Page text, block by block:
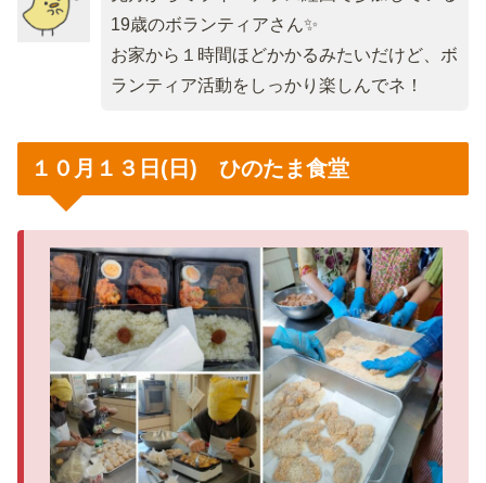
19歳のボランティアさん✨
お家から１時間ほどかかるみたいだけど、ボ
ランティア活動をしっかり楽しんでネ！
１０月１３日(日) ひのたま食堂